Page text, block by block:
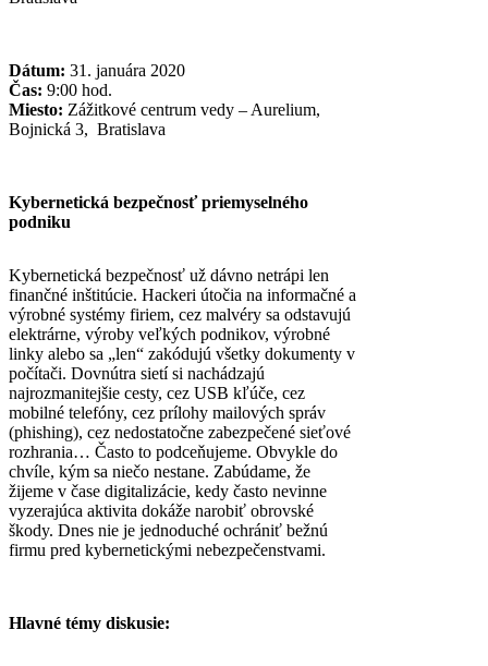
Dátum: 31. januára 2020
Čas: 9:00 hod.
Miesto: Zážitkové centrum vedy – Aurelium,
Bojnická 3, Bratislava
Kybernetická bezpečnosť priemyselného
podniku
Kybernetická bezpečnosť už dávno netrápi len
finančné inštitúcie. Hackeri útočia na informačné a
výrobné systémy firiem, cez malvéry sa odstavujú
elektrárne, výroby veľkých podnikov, výrobné
linky alebo sa „len“ zakódujú všetky dokumenty v
počítači. Dovnútra sietí si nachádzajú
najrozmanitejšie cesty, cez USB kľúče, cez
mobilné telefóny, cez prílohy mailových správ
(phishing), cez nedostatočne zabezpečené sieťové
rozhrania… Často to podceňujeme. Obvykle do
chvíle, kým sa niečo nestane. Zabúdame, že
žijeme v čase digitalizácie, kedy často nevinne
vyzerajúca aktivita dokáže narobiť obrovské
škody. Dnes nie je jednoduché ochrániť bežnú
firmu pred kybernetickými nebezpečenstvami.
Hlavné témy diskusie: